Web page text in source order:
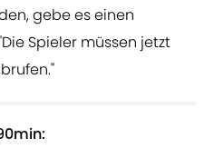
gebe es einen
Spieler müssen jetzt